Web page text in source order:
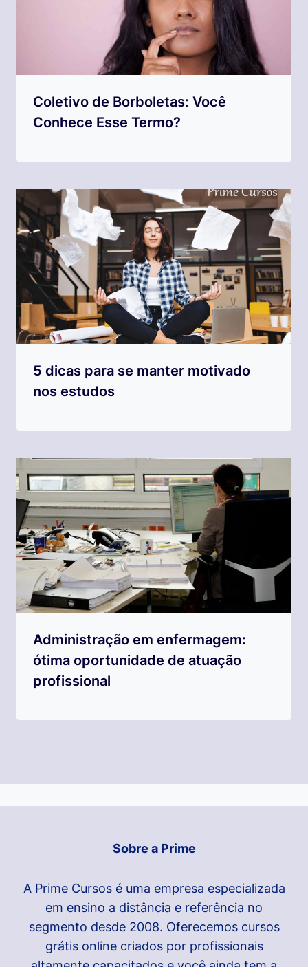
Coletivo de Borboletas: Você
Conhece Esse Termo?
5 dicas para se manter motivado
nos estudos
Administração em enfermagem:
ótima oportunidade de atuação
profissional
Sobre a Prime
A Prime Cursos é uma empresa especializada
em ensino a distância e referência no
segmento desde 2008. Oferecemos cursos
grátis online criados por profissionais